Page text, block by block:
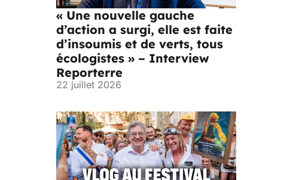
« Une nouvelle gauche
d’action a surgi, elle est faite
d’insoumis et de verts, tous
écologistes » – Interview
Reporterre
22 juillet 2026